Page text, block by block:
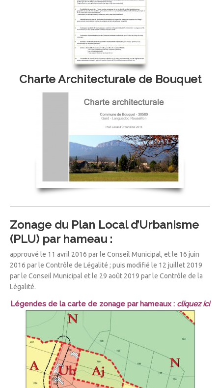
Charte Architecturale de Bouquet
Zonage du Plan Local d’Urbanisme
(PLU) par hameau :
approuvé le 11 avril 2016 par le Conseil Municipal, et le 16 juin
2016 par le Contrôle de Légalité ; puis modifié le 12 juillet 2019
par le Conseil Municipal et le 29 août 2019 par le Contrôle de la
Légalité.
Légendes de la carte de zonage par hameaux : cliquez ici